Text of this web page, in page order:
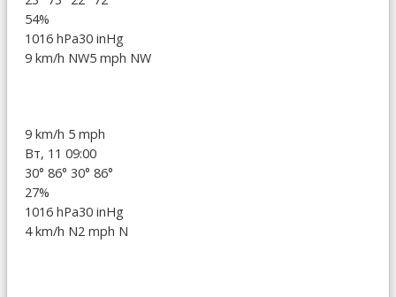
54%
1016 hPa30 inHg
9 km/h NW5 mph NW
9 km/h 5 mph
Вт, 11 09:00
30° 86° 30° 86°
27%
1016 hPa30 inHg
4 km/h N2 mph N